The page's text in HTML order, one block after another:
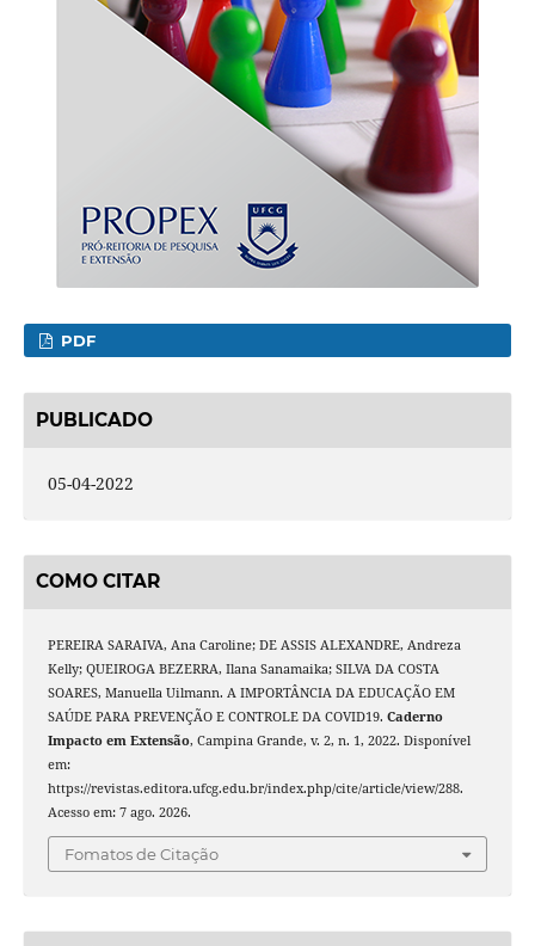
PDF
PUBLICADO
05-04-2022
COMO CITAR
PEREIRA SARAIVA, Ana Caroline; DE ASSIS ALEXANDRE, Andreza
Kelly; QUEIROGA BEZERRA, Ilana Sanamaika; SILVA DA COSTA
SOARES, Manuella Uilmann. A IMPORTÂNCIA DA EDUCAÇÃO EM
SAÚDE PARA PREVENÇÃO E CONTROLE DA COVID19. Caderno
Impacto em Extensão, Campina Grande, v. 2, n. 1, 2022. Disponível
em:
https://revistas.editora.ufcg.edu.br/index.php/cite/article/view/288.
Acesso em: 7 ago. 2026.
Fomatos de Citação